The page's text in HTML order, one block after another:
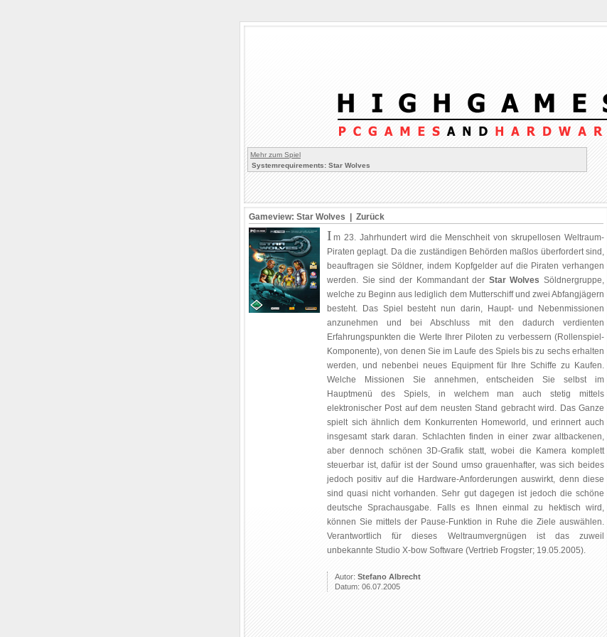
Gameview: Star Wolves | Zurück
I m 23. Jahrhundert wird die Menschheit von skrupellosen Weltraum-
Piraten geplagt. Da die zuständigen Behörden maßlos überfordert sind,
beauftragen sie Söldner, indem Kopfgelder auf die Piraten verhangen
werden. Sie sind der Kommandant der Star Wolves Söldnergruppe,
welche zu Beginn aus lediglich dem Mutterschiff und zwei Abfangjägern
besteht. Das Spiel besteht nun darin, Haupt- und Nebenmissionen
anzunehmen und bei Abschluss mit den dadurch verdienten
Erfahrungspunkten die Werte Ihrer Piloten zu verbessern (Rollenspiel-
Komponente), von denen Sie im Laufe des Spiels bis zu sechs erhalten
werden, und nebenbei neues Equipment für Ihre Schiffe zu Kaufen.
Welche Missionen Sie annehmen, entscheiden Sie selbst im
Hauptmenü des Spiels, in welchem man auch stetig mittels
elektronischer Post auf dem neusten Stand gebracht wird. Das Ganze
spielt sich ähnlich dem Konkurrenten Homeworld, und erinnert auch
insgesamt stark daran. Schlachten finden in einer zwar altbackenen,
aber dennoch schönen 3D-Grafik statt, wobei die Kamera komplett
steuerbar ist, dafür ist der Sound umso grauenhafter, was sich beides
jedoch positiv auf die Hardware-Anforderungen auswirkt, denn diese
sind quasi nicht vorhanden. Sehr gut dagegen ist jedoch die schöne
deutsche Sprachausgabe. Falls es Ihnen einmal zu hektisch wird,
können Sie mittels der Pause-Funktion in Ruhe die Ziele auswählen.
Verantwortlich für dieses Weltraumvergnügen ist das zuweil
unbekannte Studio X-bow Software (Vertrieb Frogster; 19.05.2005).
Autor: Stefano Albrecht
Datum: 06.07.2005
Mehr zum Spiel
Systemrequirements: Star Wolves